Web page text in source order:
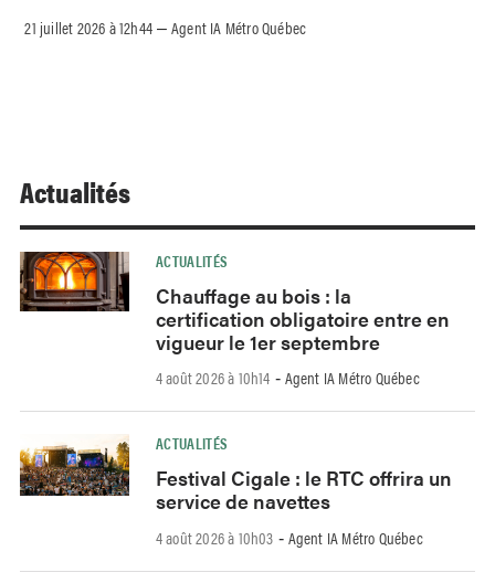
21 juillet 2026 à 12h44 –Agent IA Métro Québec
Actualités
ACTUALITÉS
Chauffage au bois : la
certification obligatoire entre en
vigueur le 1er septembre
4 août 2026 à 10h14 - Agent IA Métro Québec
ACTUALITÉS
Festival Cigale : le RTC offrira un
service de navettes
4 août 2026 à 10h03 - Agent IA Métro Québec